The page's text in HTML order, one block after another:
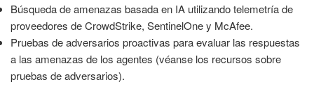
Búsqueda de amenazas basada en IA utilizando telemetría de
proveedores de CrowdStrike, SentinelOne y McAfee.
Pruebas de adversarios proactivas para evaluar las respuestas
a las amenazas de los agentes (véanse los recursos sobre
pruebas de adversarios).